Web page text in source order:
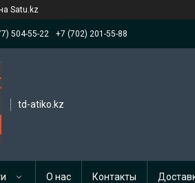
Satu.kz
504-55-22 +7 (702) 201-55-88
td-atiko.kz
О нас Контакты